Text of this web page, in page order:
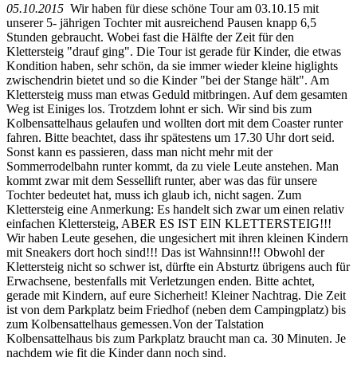
05.10.2015 Wir haben für diese schöne Tour am 03.10.15 mit
unserer 5- jährigen Tochter mit ausreichend Pausen knapp 6,5
Stunden gebraucht. Wobei fast die Hälfte der Zeit für den
Klettersteig "drauf ging". Die Tour ist gerade für Kinder, die etwas
Kondition haben, sehr schön, da sie immer wieder kleine higlights
zwischendrin bietet und so die Kinder "bei der Stange hält". Am
Klettersteig muss man etwas Geduld mitbringen. Auf dem gesamten
Weg ist Einiges los. Trotzdem lohnt er sich. Wir sind bis zum
Kolbensattelhaus gelaufen und wollten dort mit dem Coaster runter
fahren. Bitte beachtet, dass ihr spätestens um 17.30 Uhr dort seid.
Sonst kann es passieren, dass man nicht mehr mit der
Sommerrodelbahn runter kommt, da zu viele Leute anstehen. Man
kommt zwar mit dem Sessellift runter, aber was das für unsere
Tochter bedeutet hat, muss ich glaub ich, nicht sagen. Zum
Klettersteig eine Anmerkung: Es handelt sich zwar um einen relativ
einfachen Klettersteig, ABER ES IST EIN KLETTERSTEIG!!!
Wir haben Leute gesehen, die ungesichert mit ihren kleinen Kindern
mit Sneakers dort hoch sind!!! Das ist Wahnsinn!!! Obwohl der
Klettersteig nicht so schwer ist, dürfte ein Absturtz übrigens auch für
Erwachsene, bestenfalls mit Verletzungen enden. Bitte achtet,
gerade mit Kindern, auf eure Sicherheit! Kleiner Nachtrag. Die Zeit
ist von dem Parkplatz beim Friedhof (neben dem Campingplatz) bis
zum Kolbensattelhaus gemessen.Von der Talstation
Kolbensattelhaus bis zum Parkplatz braucht man ca. 30 Minuten. Je
nachdem wie fit die Kinder dann noch sind.